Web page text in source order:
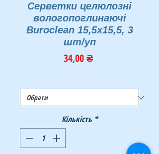
Серветки целюлозні
вологопоглинаючі
Buroclean 15,5х15,5, 3
шт/уп
34,00 ₴Ціна
Тип *
Кількість *